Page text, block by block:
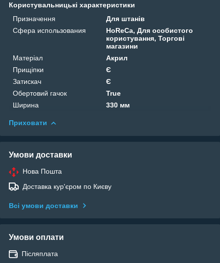
Користувальницькі характеристики
Призначення
Для штанів
Сфера использования
HoReCa, Для особистого
користування, Торгові
магазини
Матеріал
Акрил
Прищіпки
Є
Затискач
Є
Обертовий гачок
True
Ширина
330 мм
Приховати
Умови доставки
Нова Пошта
Доставка кур'єром по Києву
Всі умови доставки
Умови оплати
Післяплата